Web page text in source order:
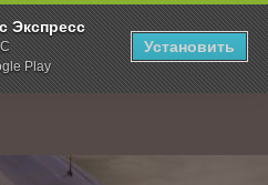
Экспресс
Play
Установить
День Конституции празднуют в